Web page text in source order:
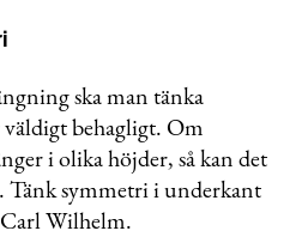
ska man tänka
behagligt. Om
i olika höjder, så kan det
Tänk symmetri i underkant
Wilhelm.